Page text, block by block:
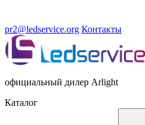
pr2@ledservice.org Контакты
официальный дилер Arlight
Каталог